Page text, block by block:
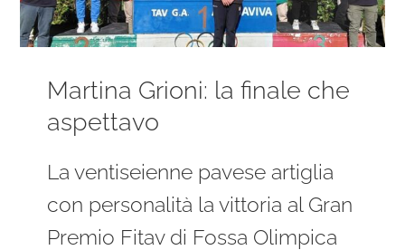
Martina Grioni: la finale che
aspettavo
La ventiseienne pavese artiglia
con personalità la vittoria al Gran
Premio Fitav di Fossa Olimpica